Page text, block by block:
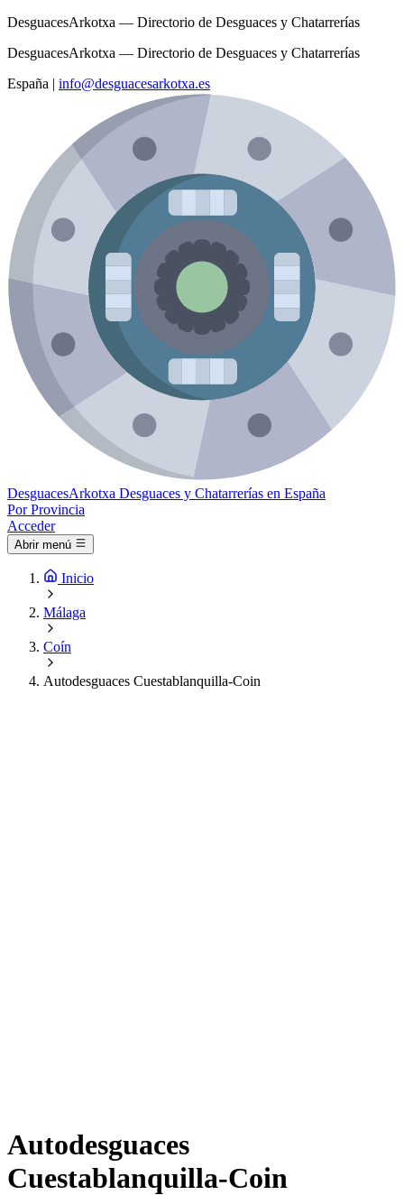
DesguacesArkotxa — Directorio de Desguaces y Chatarrerías
DesguacesArkotxa — Directorio de Desguaces y Chatarrerías
España | info@desguacesarkotxa.es
DesguacesArkotxa Desguaces y Chatarrerías en España
Por Provincia
Acceder
Abrir menú
Inicio
Málaga
Coín
Autodesguaces Cuestablanquilla-Coin
Autodesguaces
Cuestablanquilla-Coin